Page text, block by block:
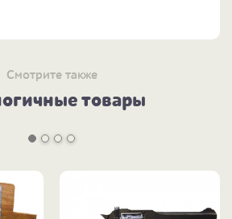
Смотрите также
товары